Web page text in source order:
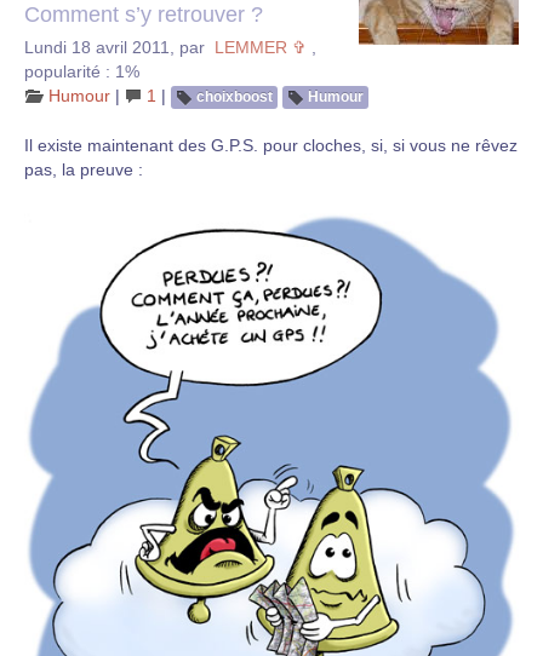
Comment s’y retrouver ?
Lundi 18 avril 2011 par LEMMER ✞
popularité : 1%
Humour | 1 | choixboost Humour
Il existe maintenant des G.P.S. pour cloches, si, si vous ne rêvez
pas, la preuve :